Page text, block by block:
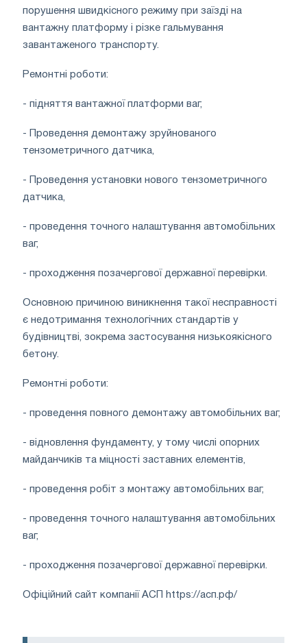
порушення швидкісного режиму при заїзді на
вантажну платформу і різке гальмування
завантаженого транспорту.
Ремонтні роботи:
- підняття вантажної платформи ваг,
- Проведення демонтажу зруйнованого
тензометричного датчика,
- Проведення установки нового тензометричного
датчика,
- проведення точного налаштування автомобільних
ваг,
- проходження позачергової державної перевірки.
Основною причиною виникнення такої несправності
є недотримання технологічних стандартів у
будівництві, зокрема застосування низькоякісного
бетону.
Ремонтні роботи:
- проведення повного демонтажу автомобільних ваг,
- відновлення фундаменту, у тому числі опорних
майданчиків та міцності заставних елементів,
- проведення робіт з монтажу автомобільних ваг,
- проведення точного налаштування автомобільних
ваг,
- проходження позачергової державної перевірки.
Офіційний сайт компанії АСП https://асп.рф/